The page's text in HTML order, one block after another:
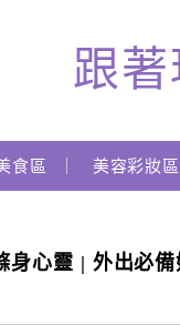
跟
食區 美容彩妝區
身心靈 | 外出必